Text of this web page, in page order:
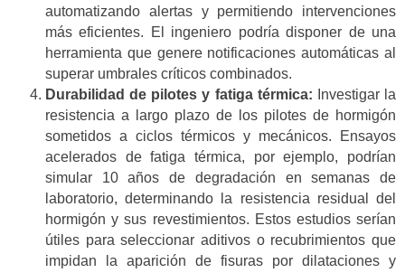
automatizando alertas y permitiendo intervenciones
más eficientes. El ingeniero podría disponer de una
herramienta que genere notificaciones automáticas al
superar umbrales críticos combinados.
Durabilidad de pilotes y fatiga térmica: Investigar la
resistencia a largo plazo de los pilotes de hormigón
sometidos a ciclos térmicos y mecánicos. Ensayos
acelerados de fatiga térmica, por ejemplo, podrían
simular 10 años de degradación en semanas de
laboratorio, determinando la resistencia residual del
hormigón y sus revestimientos. Estos estudios serían
útiles para seleccionar aditivos o recubrimientos que
impidan la aparición de fisuras por dilataciones y